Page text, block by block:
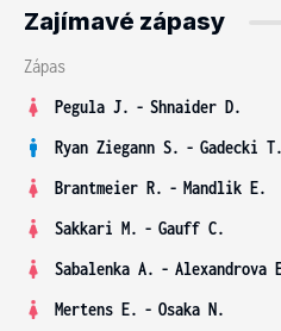
Zajímavé zápasy
Zápas
Pegula J. - Shnaider D.
Ryan Ziegann S. - Gadecki T.
Brantmeier R. - Mandlik E.
Sakkari M. - Gauff C.
Sabalenka A. - Alexandrova
Mertens E. - Osaka N.